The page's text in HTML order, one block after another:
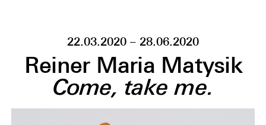
22.03.2020 – 28.06.2020
Reiner Maria Matysik
Come, take me.